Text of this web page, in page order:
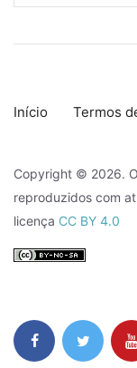
Início Termos
Copyright © 2026.
reproduzidos com
licença CC BY 4.0